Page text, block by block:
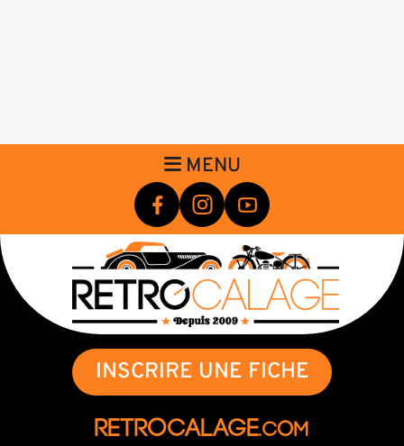
MENU
INSCRIRE UNE FICHE
RETROCALAGE.com